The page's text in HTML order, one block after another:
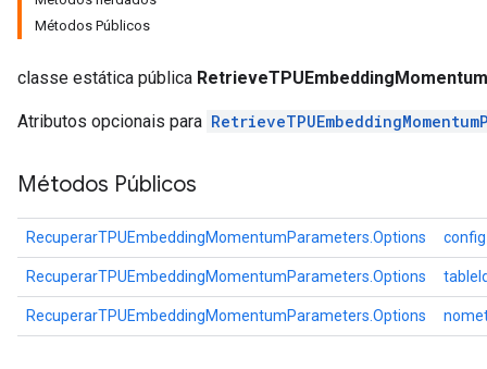
Métodos Públicos
classe estática pública
Atributos opcionais para
Métodos Públicos
RecuperarTPUEmbeddingMomentumParameters.Options config
RecuperarTPUEmbeddingMomentumParameters.Options
RecuperarTPUEmbeddingMomentumParameters.Options